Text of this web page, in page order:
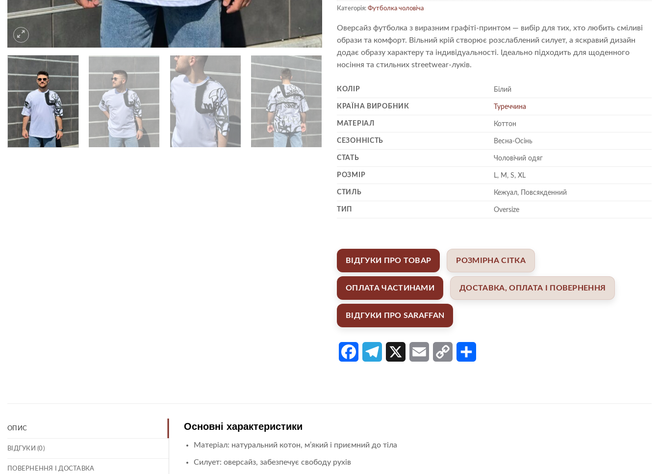
Категорія: Футболка чоловіча
Оверсайз футболка з виразним графіті-принтом — вибір для тих, хто любить сміливі
образи та комфорт. Вільний крій створює розслаблений силует, а яскравий дизайн
додає образу характеру та індивідуальності. Ідеально підходить для щоденного
носіння та стильних streetwear-луків.
КОЛІР Білий
КРАЇНА ВИРОБНИК Туреччина
МАТЕРІАЛ Коттон
СЕЗОННІСТЬ Весна-Осінь
СТАТЬ Чоловічий одяг
РОЗМІР L, M, S, XL
СТИЛЬ Кежуал, Повсякденний
ТИП Oversize
ВІДГУКИ ПРО ТОВАР РОЗМІРНА СІТКА
ОПЛАТА ЧАСТИНАМИ ДОСТАВКА, ОПЛАТА І ПОВЕРНЕННЯ
ВІДГУКИ ПРО SARAFFAN
FacebookTelegram Email Copy
ОПИС
ВІДГУКИ (0)
ПОВЕРНЕННЯ І ДОСТАВКА
Основні характеристики
Матеріал: натуральний котон, м’який і приємний до тіла
Силует: оверсайз, забезпечує свободу рухів